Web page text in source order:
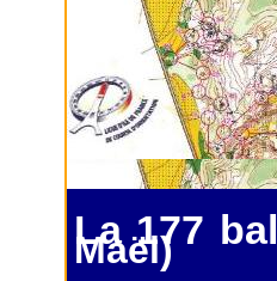
La 177
Maël)